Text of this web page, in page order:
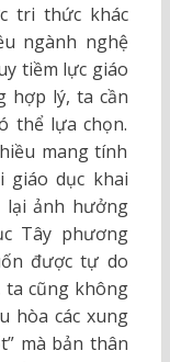
tri thức khác
ngành nghệ
tiềm lực giáo
hợp lý, ta cần
thể lựa chọn.
mang tính
giáo dục khai
lại ảnh hưởng
Tây phương
được tự do
ta cũng không
hòa các xung
mà bản thân